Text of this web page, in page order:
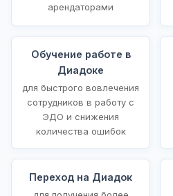
арендаторами
Обучение работе в
Диадоке
для быстрого вовлечения
сотрудников в работу с
ЭДО и снижения
количества ошибок
Переход на Диадок